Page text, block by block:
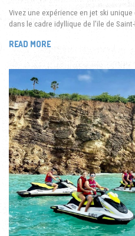
Vivez une expérience en jet ski
dans le cadre idyllique de l'ile de
READ MORE